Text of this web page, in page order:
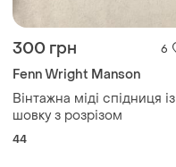
300 грн 6
Fenn Wright Manson
Вінтажна міді спідниця із
шовку з розрізом
44